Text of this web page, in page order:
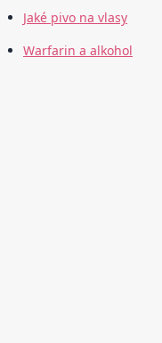
Jaké pivo na vlasy
Warfarin a alkohol